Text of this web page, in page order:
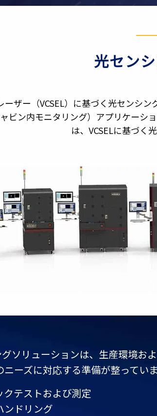
光セン
ーザー（VCSEL）に基づく光センシ
ャビン内モニタリング）アプリケー
は、VCSELに基づく
ソリューションは、生産環境お
ーズに対応する準備が整ってい
クテストおよび測定
ンドリング